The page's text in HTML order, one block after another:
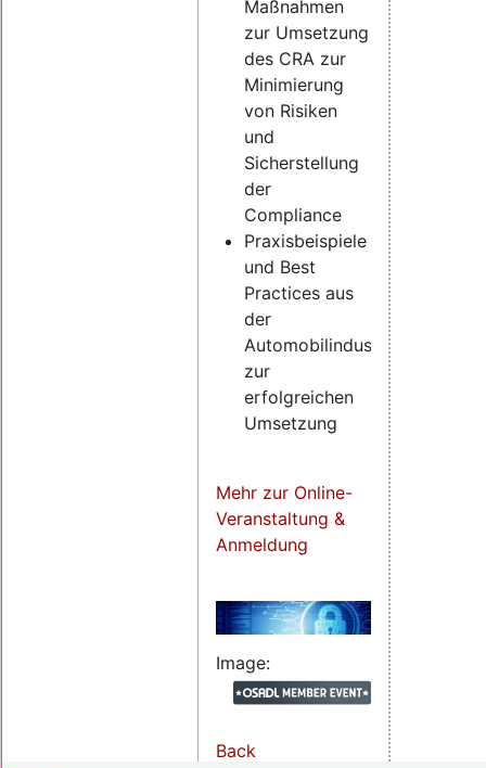
Maßnahmen
zur Umsetzung
des CRA zur
Minimierung
von Risiken
und
Sicherstellung
der
Compliance
Praxisbeispiele
und Best
Practices aus
der
Automobilindustrie
zur
erfolgreichen
Umsetzung
Mehr zur Online-
Veranstaltung &
Anmeldung
Image:
Back